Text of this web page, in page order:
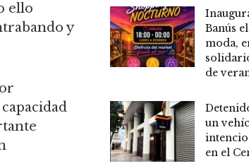
ello
y
Banús
moda,
de
un
en el